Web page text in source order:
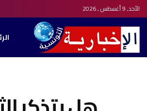
الأحد, 9 أغسطس , 2026